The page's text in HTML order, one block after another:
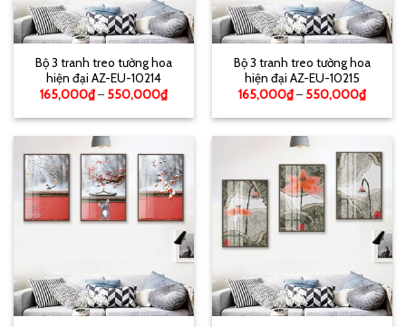
Bộ 3 tranh treo tường hoa
hiện đại AZ-EU-10214
165,000₫– 550,000₫
Bộ 3 tranh treo tường hoa
hiện đại AZ-EU-10215
165,000₫– 550,000₫